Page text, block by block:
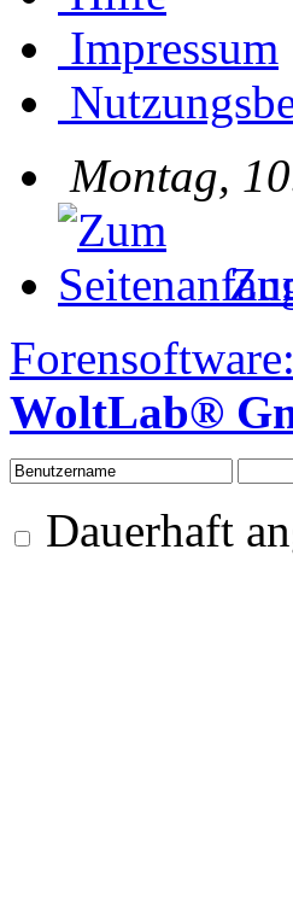
Impressum
Montag,
Forensoftware:
WoltLab®
Dauerhaft